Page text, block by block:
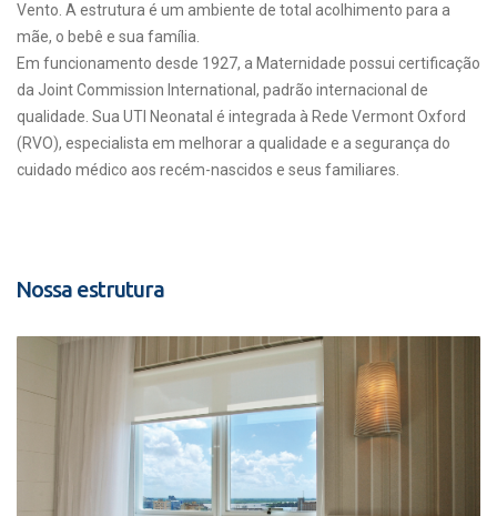
Vento. A estrutura é um ambiente de total acolhimento para a
mãe, o bebê e sua família.
Em funcionamento desde 1927, a Maternidade possui certificação
da Joint Commission International, padrão internacional de
qualidade. Sua UTI Neonatal é integrada à Rede Vermont Oxford
(RVO), especialista em melhorar a qualidade e a segurança do
cuidado médico aos recém-nascidos e seus familiares.
Nossa estrutura